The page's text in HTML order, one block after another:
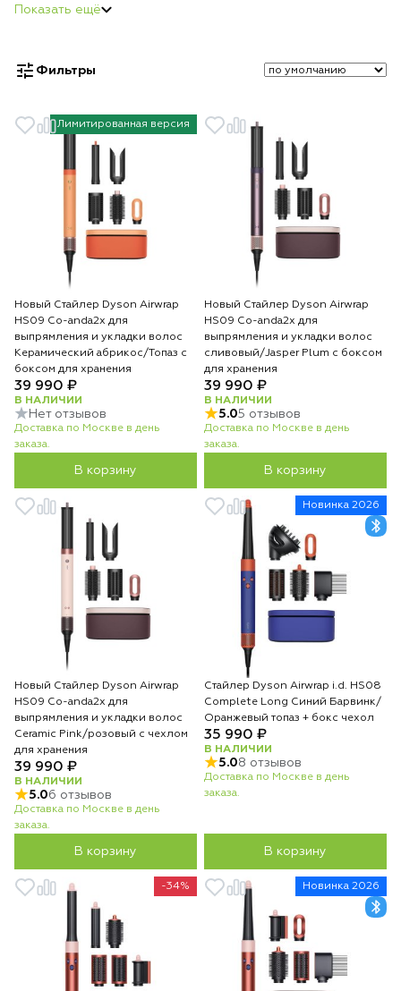
Ceramic Pink Blue/Nickel Nickel Yellow/Blue
Фильтры
Лимитированная версия
Новый Стайлер Dyson Airwrap
HS09 Co-anda2x для
выпрямления и укладки волос
Керамический абрикос/Топаз с
боксом для хранения
39 990 ₽
В НАЛИЧИИ
Нет отзывов
Доставка по Москве в день
заказа.
В корзину
Новый Стайлер Dyson Airwrap
HS09 Co-anda2x для
выпрямления и укладки волос
сливовый/Jasper Plum с боксом
для хранения
39 990 ₽
В НАЛИЧИИ
5.05 отзывов
Доставка по Москве в день
заказа.
В корзину
Новый Стайлер Dyson Airwrap
HS09 Co-anda2x для
выпрямления и укладки волос
Ceramic Pink/розовый с чехлом
для хранения
39 990 ₽
В НАЛИЧИИ
5.06 отзывов
Доставка по Москве в день
заказа.
В корзину
Новинка 2026
Стайлер Dyson Airwrap i.d. HS08
Complete Long Синий Барвинк/
Оранжевый топаз + бокс чехол
35 990 ₽
В НАЛИЧИИ
5.08 отзывов
Доставка по Москве в день
заказа.
В корзину
-34% Новинка 2026